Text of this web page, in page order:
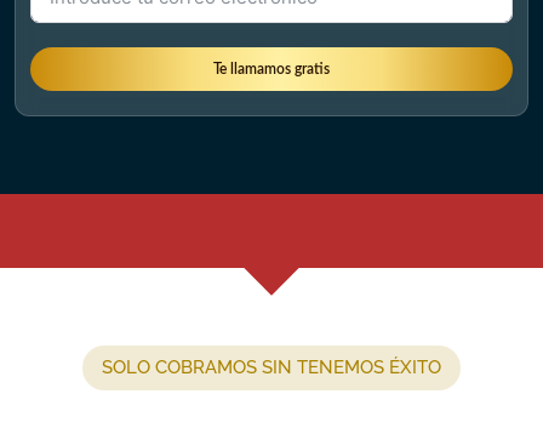
Te llamamos gratis
SOLO COBRAMOS SIN TENEMOS ÉXITO